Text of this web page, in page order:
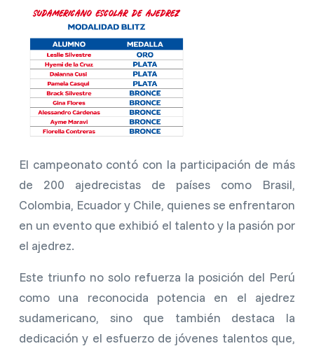
El campeonato contó con la participación de más
de 200 ajedrecistas de países como Brasil,
Colombia, Ecuador y Chile, quienes se enfrentaron
en un evento que exhibió el talento y la pasión por
el ajedrez.
Este triunfo no solo refuerza la posición del Perú
como una reconocida potencia en el ajedrez
sudamericano, sino que también destaca la
dedicación y el esfuerzo de jóvenes talentos que,